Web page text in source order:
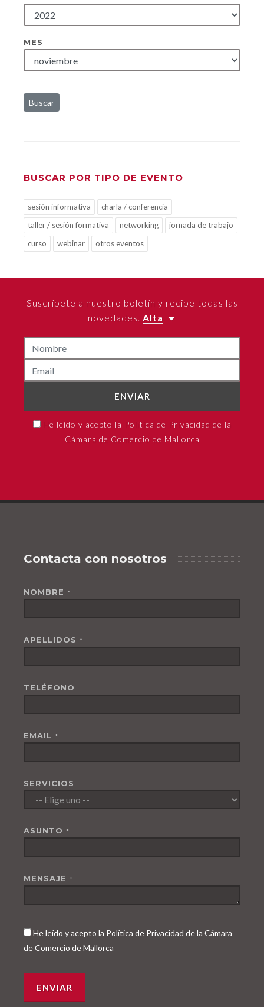
MES
Buscar
BUSCAR POR TIPO DE EVENTO
sesión informativa
charla / conferencia
taller / sesión formativa
networking
jornada de trabajo
curso
webinar otros eventos
Suscríbete a nuestro boletín y recibe todas las
novedades. Alta
ENVIAR
He leído y acepto la Política de Privacidad de la
Cámara de Comercio de Mallorca
Contacta con nosotros
NOMBRE *
APELLIDOS *
TELÉFONO
EMAIL *
SERVICIOS
ASUNTO *
MENSAJE *
He leído y acepto la Política de Privacidad de la Cámara
de Comercio de Mallorca